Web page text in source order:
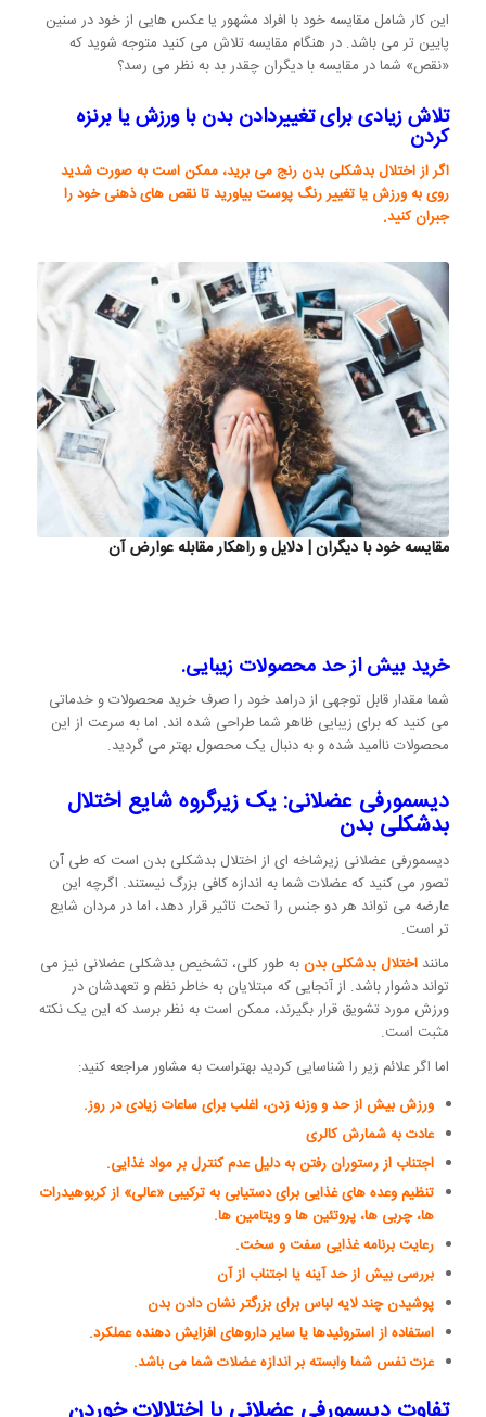
این کار شامل مقایسه خود با افراد مشهور یا عکس هایی از خود در سنین
پایین تر می باشد. در هنگام مقایسه تلاش می کنید متوجه شوید که
«نقص» شما در مقایسه با دیگران چقدر بد به نظر می رسد؟
تلاش زیادی برای تغییردادن بدن با ورزش یا برنزه
کردن
اگر از اختلال بدشکلی بدن رنج می برید، ممکن است به صورت شدید
روی به ورزش یا تغییر رنگ پوست بیاورید تا نقص های ذهنی خود را
جبران کنید.
مقایسه خود با دیگران | دلایل و راهکار مقابله عوارض آن
خرید بیش از حد محصولات زیبایی.
شما مقدار قابل توجهی از درامد خود را صرف خرید محصولات و خدماتی
می کنید که برای زیبایی ظاهر شما طراحی شده اند. اما به سرعت از این
محصولات ناامید شده و به دنبال یک محصول بهتر می گردید.
دیسمورفی عضلانی: یک زیرگروه شایع اختلال
بدشکلی بدن
دیسمورفی عضلانی زیرشاخه ای از اختلال بدشکلی بدن است که طی آن
تصور می کنید که عضلات شما به اندازه کافی بزرگ نیستند. اگرچه این
عارضه می تواند هر دو جنس را تحت تاثیر قرار دهد، اما در مردان شایع
تر است.
مانند اختلال بدشکلی بدنبه طور کلی، تشخیص بدشکلی عضلانی نیز می
تواند دشوار باشد. از آنجایی که مبتلایان به خاطر نظم و تعهدشان در
ورزش مورد تشویق قرار بگیرند، ممکن است به نظر برسد که این یک نکته
مثبت است.
اما اگر علائم زیر را شناسایی کردید بهتراست به مشاور مراجعه کنید:
ورزش بیش از حد و وزنه زدن، اغلب برای ساعات زیادی در روز.
عادت به شمارش کالری
اجتناب از رستوران رفتن به دلیل عدم کنترل بر مواد غذایی.
تنظیم وعده های غذایی برای دستیابی به ترکیبی «عالی» از کربوهیدرات
ها، چربی ها، پروتئین ها و ویتامین ها.
رعایت برنامه غذایی سفت و سخت.
بررسی بیش از حد آینه یا اجتناب از آن
پوشیدن چند لایه لباس برای بزرگتر نشان دادن بدن
استفاده از استروئیدها یا سایر داروهای افزایش دهنده عملکرد.
عزت نفس شما وابسته بر اندازه عضلات شما می باشد.